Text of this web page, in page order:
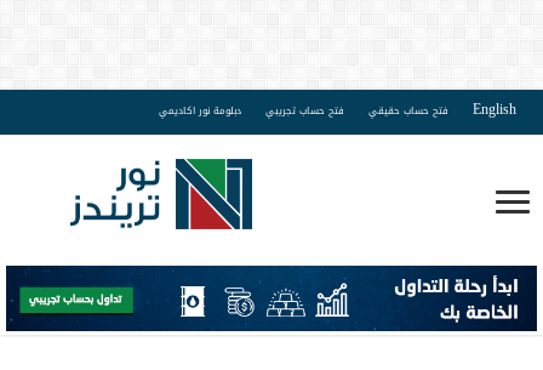
English فتح حساب حقيقي فتح حساب تجريبي دبلومة نور اكاديمي